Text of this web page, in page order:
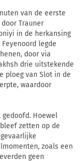
van de eerste
Trauner
in de herkansing
legde
door via
drie uitstekende
ploeg van Slot in de
waardoor
Hoewel
zetten op de
zoals een
geen